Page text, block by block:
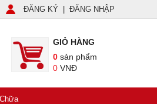
ĐĂNG KÝ ĐĂNG NHẬP
GIỎ HÀNG
0 sản phẩm
0 VNĐ